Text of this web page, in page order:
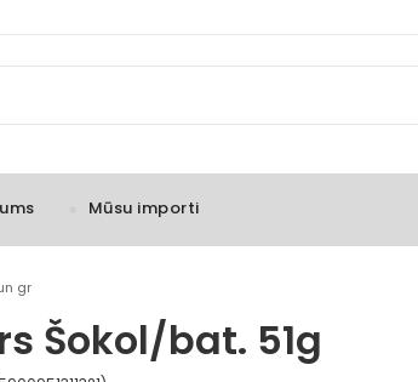
Mūsu importi
gr
Šokol/bat. 51g